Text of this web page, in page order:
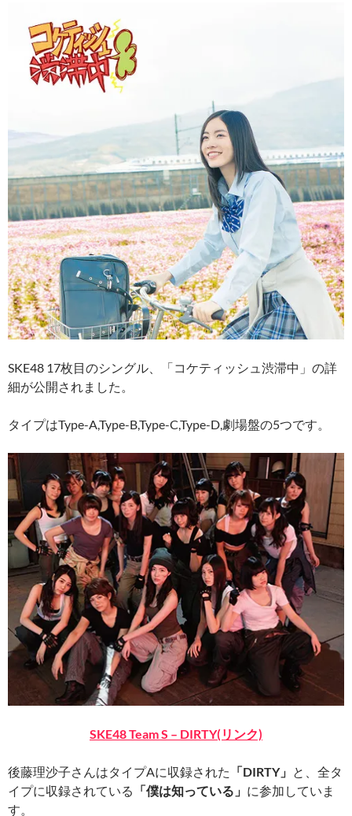
SKE48 17枚目のシングル、「コケティッシュ渋滞中」の詳
細が公開されました。
タイプはType-A,Type-B,Type-C,Type-D,劇場盤の5つです。
SKE48 Team S – DIRTY(リンク)
後藤理沙子さんはタイプAに収録された 「DIRTY」 と、全タ
イプに収録されている 「僕は知っている」 に参加していま
す。